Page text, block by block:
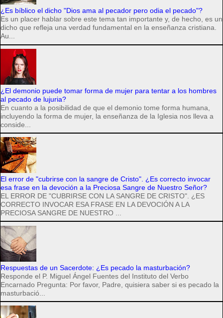
¿Es bíblico el dicho "Dios ama al pecador pero odia el pecado"?
Es un placer hablar sobre este tema tan importante y, de hecho, es un
dicho que refleja una verdad fundamental en la enseñanza cristiana.
Au...
¿El demonio puede tomar forma de mujer para tentar a los hombres
al pecado de lujuria?
En cuanto a la posibilidad de que el demonio tome forma humana,
incluyendo la forma de mujer, la enseñanza de la Iglesia nos lleva a
conside...
El error de "cubrirse con la sangre de Cristo". ¿Es correcto invocar
esa frase en la devoción a la Preciosa Sangre de Nuestro Señor?
EL ERROR DE "CUBRIRSE CON LA SANGRE DE CRISTO". ¿ES
CORRECTO INVOCAR ESA FRASE EN LA DEVOCIÓN A LA
PRECIOSA SANGRE DE NUESTRO ...
Respuestas de un Sacerdote: ¿Es pecado la masturbación?
Responde el P. Miguel Ángel Fuentes del Instituto del Verbo
Encarnado Pregunta: Por favor, Padre, quisiera saber si es pecado la
masturbació...